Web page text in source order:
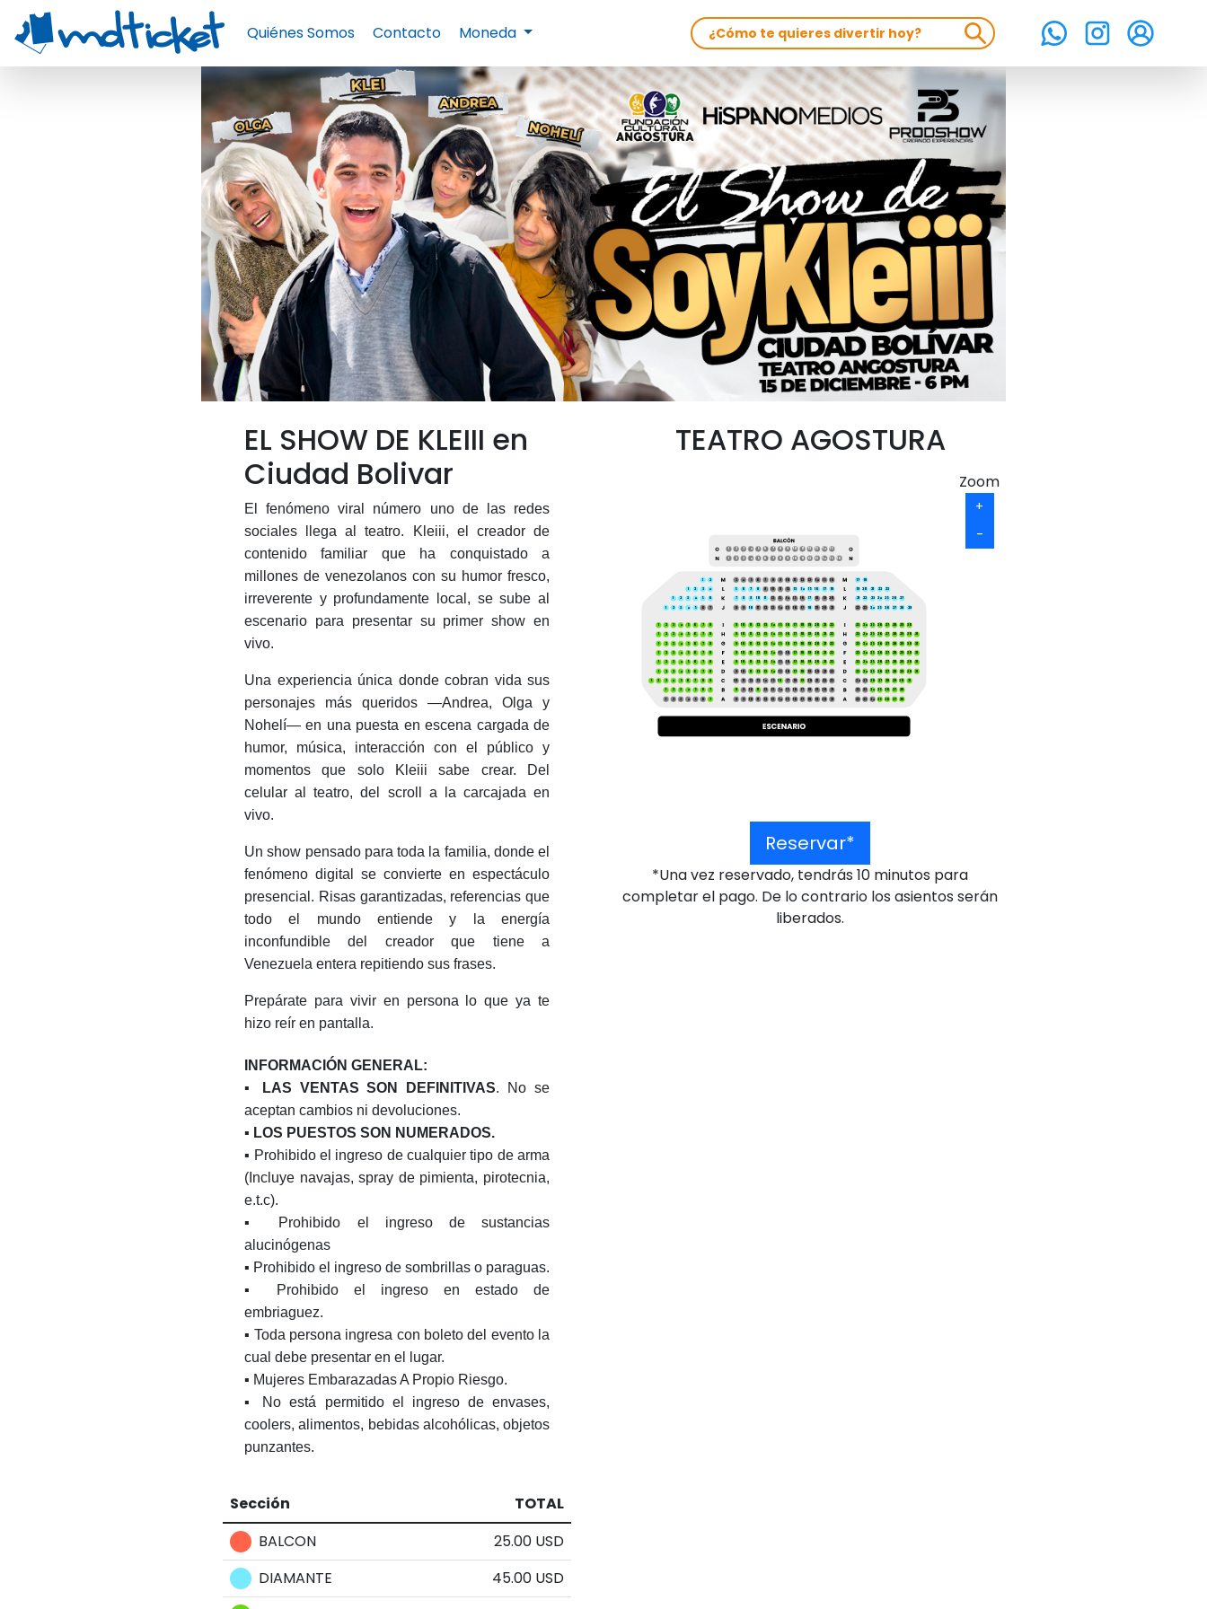
Quiénes Somos Contacto Moneda
EL SHOW DE KLEIII en
Ciudad Bolivar
El fenómeno viral número uno de las redes
sociales llega al teatro. Kleiii, el creador de
contenido familiar que ha conquistado a
millones de venezolanos con su humor fresco,
irreverente y profundamente local, se sube al
escenario para presentar su primer show en
vivo.
Una experiencia única donde cobran vida sus
personajes más queridos —Andrea, Olga y
Nohelí— en una puesta en escena cargada de
humor, música, interacción con el público y
momentos que solo Kleiii sabe crear. Del
celular al teatro, del scroll a la carcajada en
vivo.
Un show pensado para toda la familia, donde el
fenómeno digital se convierte en espectáculo
presencial. Risas garantizadas, referencias que
todo el mundo entiende y la energía
inconfundible del creador que tiene a
Venezuela entera repitiendo sus frases.
Prepárate para vivir en persona lo que ya te
hizo reír en pantalla.
INFORMACIÓN GENERAL:
▪️
LAS VENTAS SON DEFINITIVAS. No se
aceptan cambios ni devoluciones.
▪️ LOS PUESTOS SON NUMERADOS.
▪️ Prohibido el ingreso de cualquier tipo de arma
(Incluye navajas, spray de pimienta, pirotecnia,
e.t.c).
▪️ Prohibido el ingreso de sustancias
alucinógenas
▪️ Prohibido el ingreso de sombrillas o paraguas.
▪️ Prohibido el ingreso en estado de
embriaguez.
▪️ Toda persona ingresa con boleto del evento la
cual debe presentar en el lugar.
▪️ Mujeres Embarazadas A Propio Riesgo.
▪️ No está permitido el ingreso de envases,
coolers, alimentos, bebidas alcohólicas, objetos
punzantes.
Sección
TOTAL
BALCON
25.00 USD
DIAMANTE
45.00 USD
TEATRO AGOSTURA
13 14
12 20 21
15 16 17
13 14
10 11 12 19 20 21
15 16 17
15 16
12 13 14 21 22 23
17 18 19 20
14 15
11 12 13 20 21 22
16 17 18
14
9 10 11 12 13 20 21 22
17 18 19
14 15
9 10 11 12 13 20 21 22
16 17 18 19
14 15
9 10 11 12 13 20 21 22
16 17 18 19
14 15
9 10 11 12 13 20 21 22
16 17 18 19
14 15
9 10 11 12 13 20 21 22
16 17 18 19
13 14
10 12 20 21
15 16 17 18
12 13
7 9 20
14 15 17
10 11
5 6 7 16 17 18
12 13 14 15
3 4 5 6 7 14 15 16
12 13
3 4 5
2 6 7 14 15 16
10 12 13
3 4
2 7 14 15
10 12 13
6 7
2 3 4 5
6 7
2 3 4 5
9
3 4 5
2 6 7
7
2 3 4 5 6
7
2 3 4 6
7
2 3 4 5 6
7
2 3 4 5 6
7
2 3 4 6
7
2 3 4 5 6
6 7
1 2 3 4 5
6
2 3 4
1 2
3 4
1 2
27 28
22 23 24 25 26
27 28
22 23 24 25 26
29 30 31
24 25 26 27 28
29 30 31
24 25 26
23 27 28
29 30 31
24 25 26
23 27 28
29 30 31
24 25 26
23 27 28
29 30 31
24 25 26
23 27 28
29 30 31
24 25 26
23 27 28
29 30
24 25 26
23 27 28
27 28 29
22 23 24 25 26
25 26 27
21 22 23 24
17 18
21 22 23
19 20
Zoom
+
-
Reservar*
*Una vez reservado, tendrás 10 minutos para
completar el pago. De lo contrario los asientos serán
liberados.